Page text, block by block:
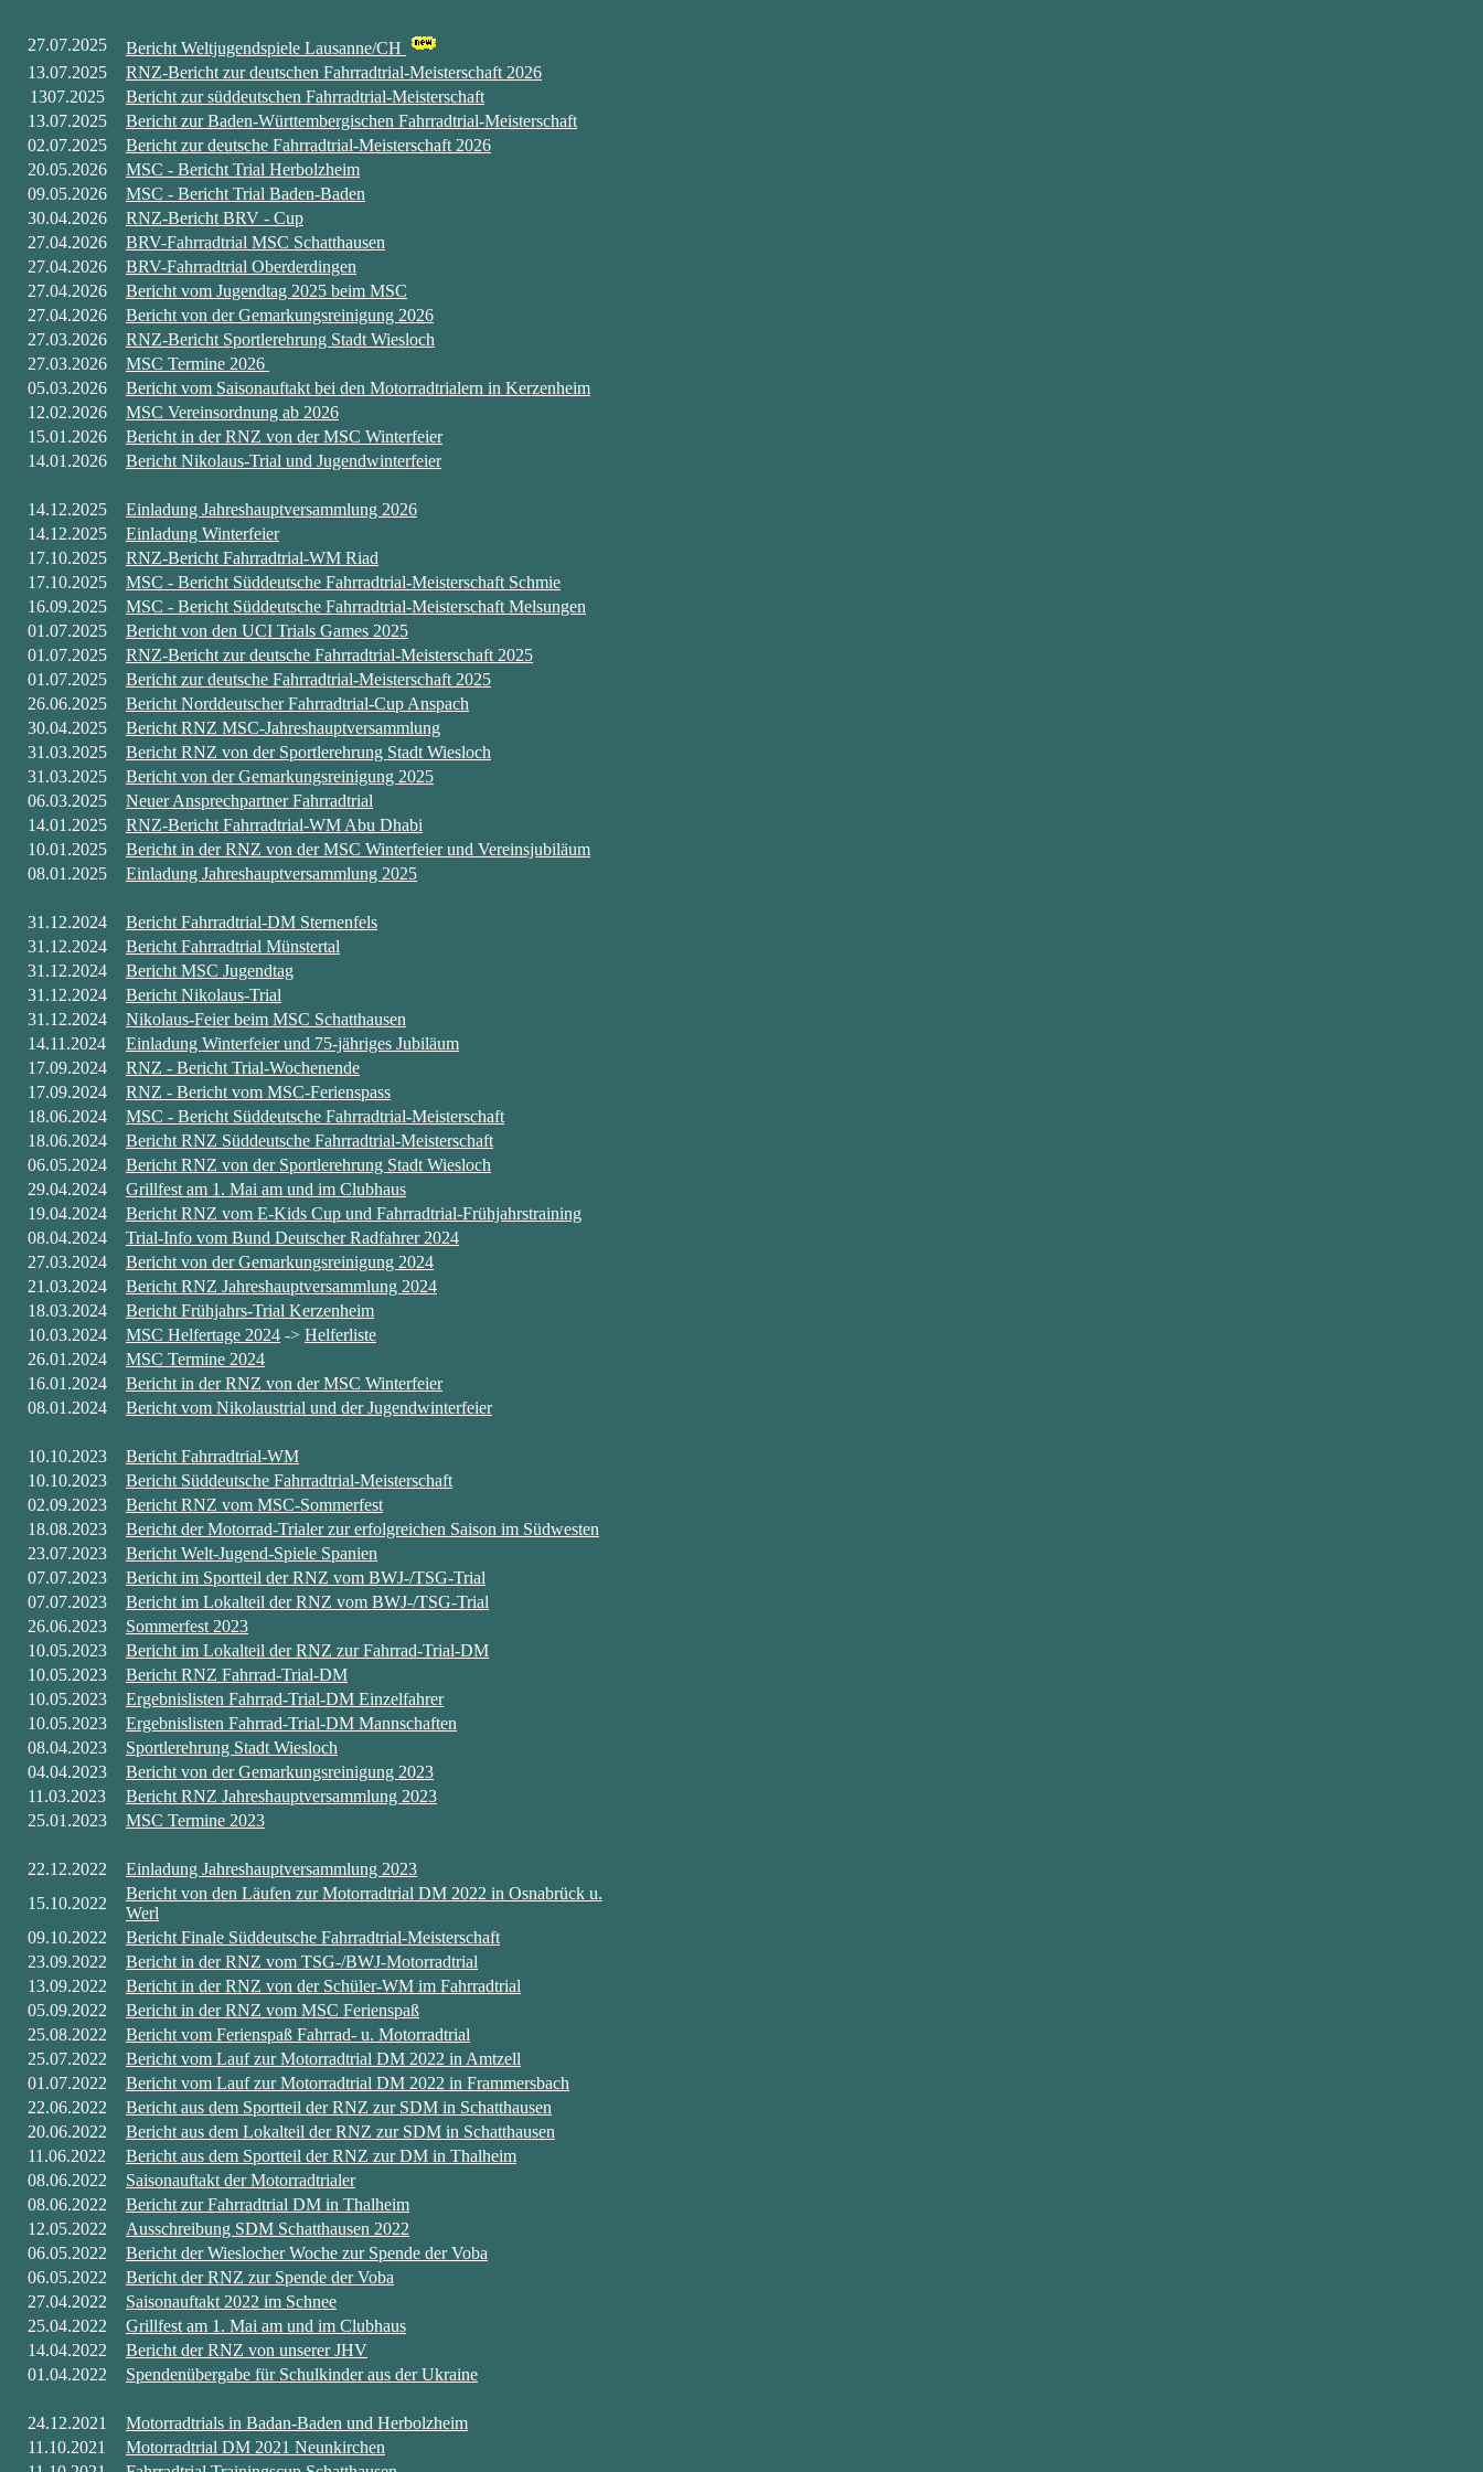
27.07.2025
Bericht Weltjugendspiele Lausanne/CH
13.07.2025
RNZ-Bericht zur deutschen Fahrradtrial-Meisterschaft 2026
1307.2025
Bericht zur süddeutschen Fahrradtrial-Meisterschaft
13.07.2025
Bericht zur Baden-Württembergischen Fahrradtrial-Meisterschaft
02.07.2025
Bericht zur deutsche Fahrradtrial-Meisterschaft 2026
20.05.2026
MSC - Bericht Trial Herbolzheim
09.05.2026
MSC - Bericht Trial Baden-Baden
30.04.2026
RNZ-Bericht BRV - Cup
27.04.2026
BRV-Fahrradtrial MSC Schatthausen
27.04.2026
BRV-Fahrradtrial Oberderdingen
27.04.2026
Bericht vom Jugendtag 2025 beim MSC
27.04.2026
Bericht von der Gemarkungsreinigung 2026
27.03.2026
RNZ-Bericht Sportlerehrung Stadt Wiesloch
27.03.2026
MSC Termine 2026
05.03.2026
Bericht vom Saisonauftakt bei den Motorradtrialern in Kerzenheim
12.02.2026
MSC Vereinsordnung ab 2026
15.01.2026
Bericht in der RNZ von der MSC Winterfeier
14.01.2026
Bericht Nikolaus-Trial und Jugendwinterfeier
14.12.2025
Einladung Jahreshauptversammlung 2026
14.12.2025
Einladung Winterfeier
17.10.2025
RNZ-Bericht Fahrradtrial-WM Riad
17.10.2025
MSC - Bericht Süddeutsche Fahrradtrial-Meisterschaft Schmie
16.09.2025
MSC - Bericht Süddeutsche Fahrradtrial-Meisterschaft Melsungen
01.07.2025
Bericht von den UCI Trials Games 2025
01.07.2025
RNZ-Bericht zur deutsche Fahrradtrial-Meisterschaft 2025
01.07.2025
Bericht zur deutsche Fahrradtrial-Meisterschaft 2025
26.06.2025
Bericht Norddeutscher Fahrradtrial-Cup Anspach
30.04.2025
Bericht RNZ MSC-Jahreshauptversammlung
31 .03.2025
Bericht RNZ von der Sportlerehrung Stadt Wiesloch
31 .03.2025
Bericht von der Gemarkungsreinigung 2025
06.03.2025
Neuer Ansprechpartner Fahrradtrial
14.01.2025
RNZ-Bericht Fahrradtrial-WM Abu Dhabi
10.01.2025
Bericht in der RNZ von der MSC Winterfeier und Vereinsjubiläum
08.01.2025
Einladung Jahreshauptversammlung 2025
31.12.2024
Bericht Fahrradtrial-DM Sternenfels
31.12.2024
Bericht Fahrradtrial Münstertal
31.12.2024
Bericht MSC Jugendtag
31.12.2024
Bericht Nikolaus-Trial
31.12.2024
Nikolaus-Feier beim MSC Schatthausen
14.11.2024
Einladung Winterfeier und 75-jähriges Jubiläum
17.09.2024
RNZ - Bericht Trial-Wochenende
17.09.2024
RNZ - Bericht vom MSC-Ferienspass
18.06.2024
MSC - Bericht Süddeutsche Fahrradtrial-Meisterschaft
18.06.2024
Bericht RNZ Süddeutsche Fahrradtrial-Meisterschaft
06.05.2024
Bericht RNZ von der Sportlerehrung Stadt Wiesloch
29.04.2024
Grillfest am 1. Mai am und im Clubhaus
19.04.2024
Bericht RNZ vom E-Kids Cup und Fahrradtrial-Frühjahrstraining
08.04.2024
Trial-Info vom Bund Deutscher Radfahrer 2024
27.03.2024
Bericht von der Gemarkungsreinigung 2024
21.03.2024
Bericht RNZ Jahreshauptversammlung 2024
18.03.2024
Bericht Frühjahrs-Trial Kerzenheim
10.03.2024
MSC Helfertage 2024 -> Helferliste
26.01.2024
MSC Termine 2024
16.01.2024
Bericht in der RNZ von der MSC Winterfeier
08.01.2024
Bericht vom Nikolaustrial und der Jugendwinterfeier
10.10.2023
Bericht Fahrradtrial-WM
10.10.2023
Bericht Süddeutsche Fahrradtrial-Meisterschaft
02.09.2023
Bericht RNZ vom MSC-Sommerfest
18.08.2023
Bericht der Motorrad-Trialer zur erfolgreichen Saison im Südwesten
23.07.2023
Bericht Welt-Jugend-Spiele Spanien
07.07.2023
Bericht im Sportteil der RNZ vom BWJ-/TSG-Trial
07.07.2023
Bericht im Lokalteil der RNZ vom BWJ-/TSG-Trial
26.06.2023
Sommerfest 2023
10.05.2023
Bericht im Lokalteil der RNZ zur Fahrrad-Trial-DM
10.05.2023
Bericht RNZ Fahrrad-Trial-DM
10.05.2023
Ergebnislisten Fahrrad-Trial-DM Einzelfahrer
10.05.2023
Ergebnislisten Fahrrad-Trial-DM Mannschaften
08.04.2023
Sportlerehrung Stadt Wiesloch
04.04.2023
Bericht von der Gemarkungsreinigung 2023
11.03.2023
Bericht RNZ Jahreshauptversammlung 2023
25.01.2023
MSC Termine 2023
22.12.2022
Einladung Jahreshauptversammlung 2023
15.10.2022
Bericht von den Läufen zur Motorradtrial DM 2022 in Osnabrück u.
Werl
09.10.2022
Bericht Finale Süddeutsche Fahrradtrial-Meisterschaft
23.09.2022
Bericht in der RNZ vom TSG-/BWJ-Motorradtrial
13.09.2022
Bericht in der RNZ von der Schüler-WM im Fahrradtrial
05.09.2022
Bericht in der RNZ vom MSC Ferienspaß
25.08.2022
Bericht vom Ferienspaß Fahrrad- u. Motorradtrial
25.07.2022
Bericht vom Lauf zur Motorradtrial DM 2022 in Amtzell
01.07.2022
Bericht vom Lauf zur Motorradtrial DM 2022 in Frammersbach
22.06.2022
Bericht aus dem Sportteil der RNZ zur SDM in Schatthausen
20.06.2022
Bericht aus dem Lokalteil der RNZ zur SDM in Schatthausen
11.06.2022
Bericht aus dem Sportteil der RNZ zur DM in Thalheim
08.06.2022
Saisonauftakt der Motorradtrialer
08.06.2022
Bericht zur Fahrradtrial DM in Thalheim
12.05.2022
Ausschreibung SDM Schatthausen 2022
06.05.2022
Bericht der Wieslocher Woche zur Spende der Voba
06.05.2022
Bericht der RNZ zur Spende der Voba
27.04.2022
Saisonauftakt 2022 im Schnee
25.04.2022
Grillfest am 1. Mai am und im Clubhaus
14.04.2022
Bericht der RNZ von unserer JHV
01.04.2022
Spendenübergabe für Schulkinder aus der Ukraine
24.12.2021
Motorradtrials in Badan-Baden und Herbolzheim
11.10.2021
Motorradtrial DM 2021 Neunkirchen